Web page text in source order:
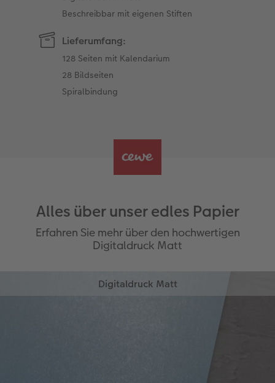
Beschreibbar mit eigenen Stiften
Lieferumfang:
128 Seiten mit Kalendarium
28 Bildseiten
Spiralbindung
Alles über unser edles Papier
Erfahren Sie mehr über den hochwertigen
Digitaldruck Matt